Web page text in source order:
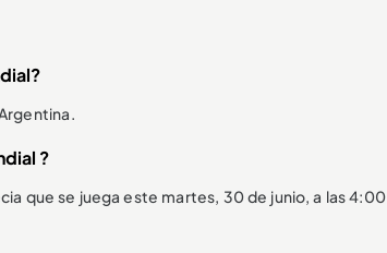
?
que se juega este martes, 30 de junio, a las 4:00